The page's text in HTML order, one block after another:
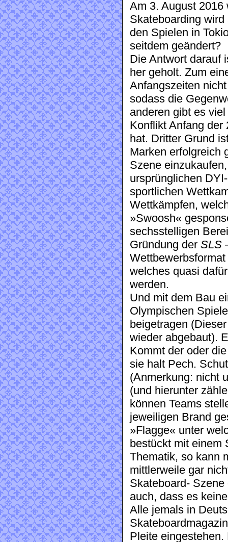
Am 3. August 2016
Skateboarding
den Spielen in
seitdem geändert?
Die Antwort darauf
her geholt. Zum
Anfangszeiten
sodass die
anderen gibt es
Konflikt Anfang der
hat. Dritter Grund
Marken erfolgreich
Szene
ursprünglichen
sportlichen
Wettkämpfen,
»Swoosh«
sechsstelligen
Gründung der SLS
welches quasi
werden.
Und mit dem Bau
Olympischen
beigetragen
wieder abgebaut).
Kommt der oder
sie halt Pech.
(Anmerkung: nicht
(und hierunter
können Teams
jeweiligen Brand
»Flagge« unter
bestückt mit einem
Thematik, so kann
mittlerweile gar
Skateboard-
auch, dass es
Alle jemals in
Pleite eingestehen.